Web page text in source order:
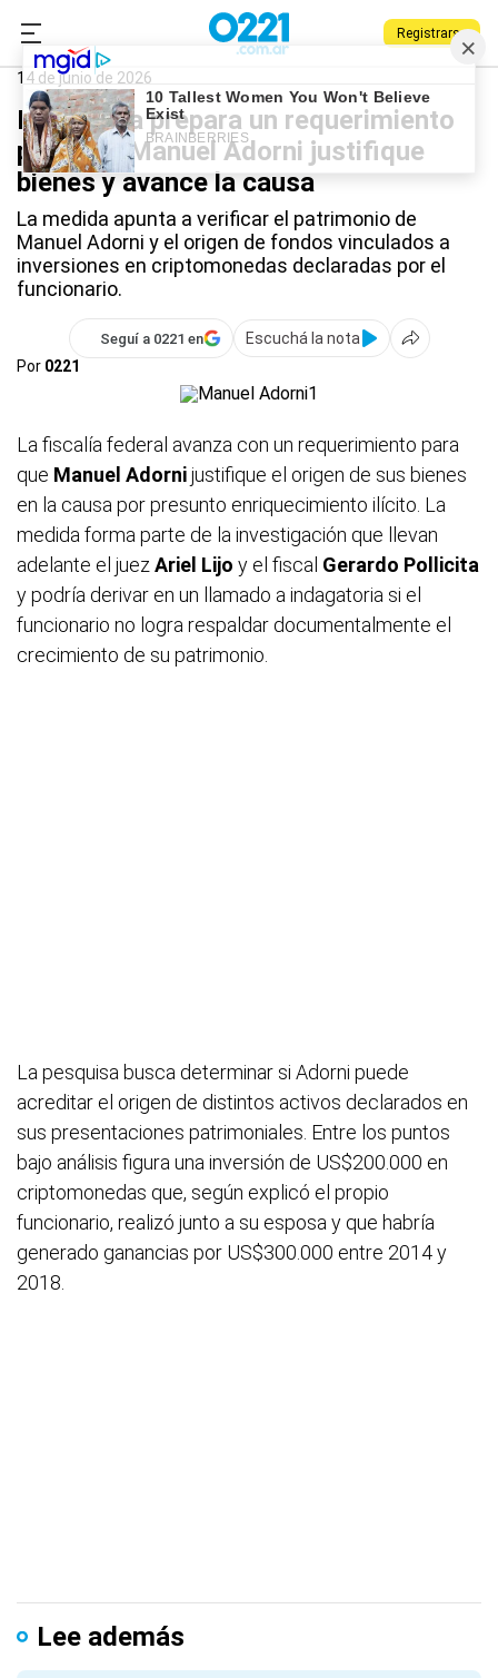
Registrarse
0221.com.ar
Manuel Adorni
14 de junio de 2026
La fiscalía prepara un requerimiento
para que Manuel Adorni justifique
bienes y avance la causa
La medida apunta a verificar el patrimonio de
Manuel Adorni y el origen de fondos vinculados a
inversiones en criptomonedas declaradas por el
funcionario.
Seguí a 0221 en
Escuchá la nota
Por 0221
La fiscalía federal avanza con un requerimiento para
que Manuel Adornijustifique el origen de sus bienes
en la causa por presunto enriquecimiento ilícito. La
medida forma parte de la investigación que llevan
adelante el juez Ariel Lijo y el fiscal Gerardo Pollicita
y podría derivar en un llamado a indagatoria si el
funcionario no logra respaldar documentalmente el
crecimiento de su patrimonio.
La pesquisa busca determinar si Adorni puede
acreditar el origen de distintos activos declarados en
sus presentaciones patrimoniales. Entre los puntos
bajo análisis figura una inversión de US$200.000 en
criptomonedas que, según explicó el propio
funcionario, realizó junto a su esposa y que habría
generado ganancias por US$300.000 entre 2014 y
2018.
Lee además